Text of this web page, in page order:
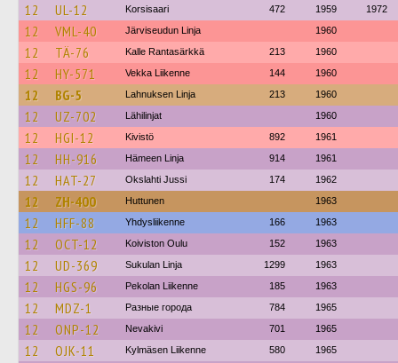
12 UL-12 Korsisaari 472 1959 1972
12 VML-40 Järviseudun Linja 1960
12 TÄ-76 Kalle Rantasärkkä 213 1960
12 HY-571 Vekka Liikenne 144 1960
12 BG-5 Lahnuksen Linja 213 1960
12 UZ-702 Lähilinjat 1960
12 HGI-12 Kivistö 892 1961
12 HH-916 Hämeen Linja 914 1961
12 HAT-27 Okslahti Jussi 174 1962
12 ZH-400 Huttunen 1963
12 HFF-88 Yhdysliikenne 166 1963
12 OCT-12 Koiviston Oulu 152 1963
12 UD-369 Sukulan Linja 1299 1963
12 HGS-96 Pekolan Liikenne 185 1963
12 MDZ-1 Разные города 784 1965
12 ONP-12 Nevakivi 701 1965
12 OJK-11 Kylmäsen Liikenne 580 1965